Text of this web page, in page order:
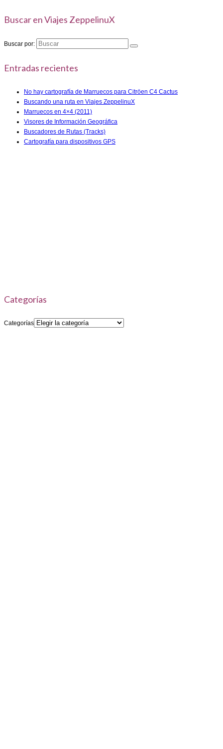
Buscar en Viajes ZeppelinuX
Buscar por:
Entradas recientes
No hay cartografía de Marruecos para Citröen C4 Cactus
Buscando una ruta en Viajes ZeppelinuX
Marruecos en 4×4 (2011)
Visores de Información Geográfica
Buscadores de Rutas (Tracks)
Cartografía para dispositivos GPS
Categorías
Categorías